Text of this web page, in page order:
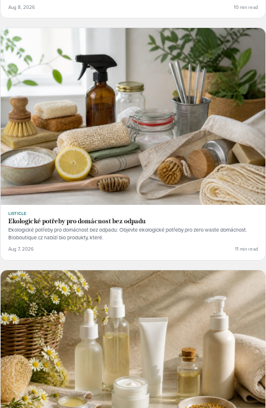
Aug 8, 2026 10 min read
LISTICLE
Ekologické potřeby pro domácnost bez odpadu
Ekologické potřeby pro domácnost bez odpadu: Objevte ekologické potřeby pro zero waste domácnost.
Bioboutique.cz nabízí bio produkty, které.
Aug 7, 2026 11 min read